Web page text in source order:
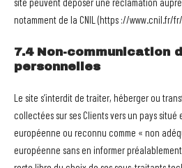
notamment de la CNIL (https ://www.cnil.fr/
7.4 Non-communication
personnelles
Le site s’interdit de traiter, héberger ou
collectées sur ses Clients vers un pays situé
européenne ou reconnu comme « non
européenne sans en informer